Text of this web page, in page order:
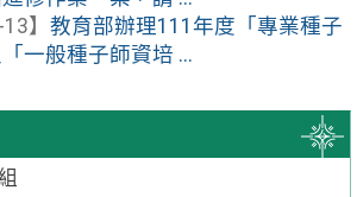
】 教育部辦理111年度「專業種子
一般種子師資培 ...